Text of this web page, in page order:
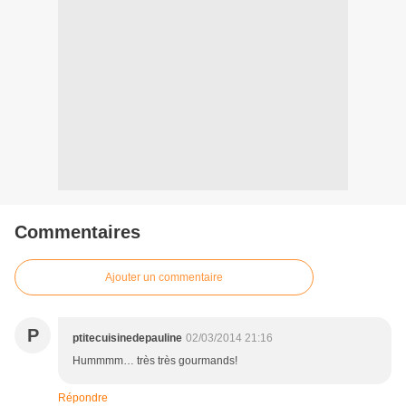
Commentaires
Ajouter un commentaire
P ptitecuisinedepauline 02/03/2014 21:16
Hummmm… très très gourmands!
Répondre